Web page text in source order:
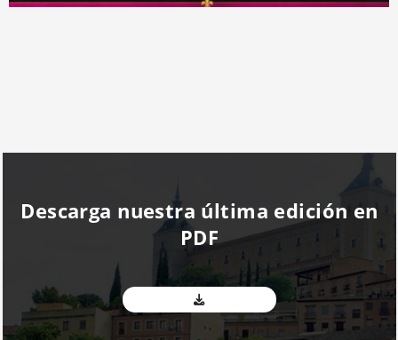
Descarga nuestra última edición en
PDF